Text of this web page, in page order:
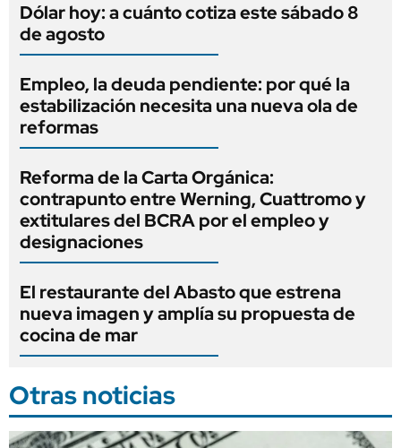
Dólar hoy: a cuánto cotiza este sábado 8
de agosto
Empleo, la deuda pendiente: por qué la
estabilización necesita una nueva ola de
reformas
Reforma de la Carta Orgánica:
contrapunto entre Werning, Cuattromo y
extitulares del BCRA por el empleo y
designaciones
El restaurante del Abasto que estrena
nueva imagen y amplía su propuesta de
cocina de mar
Otras noticias